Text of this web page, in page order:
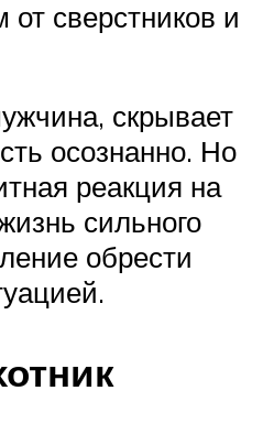
сверстников и
скрывает
осознанно. Но
реакция на
сильного
обрести